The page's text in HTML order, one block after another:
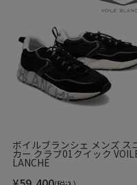
ボイルブランシェ メンズ ス
カー クラブ01クイック
LANCHE